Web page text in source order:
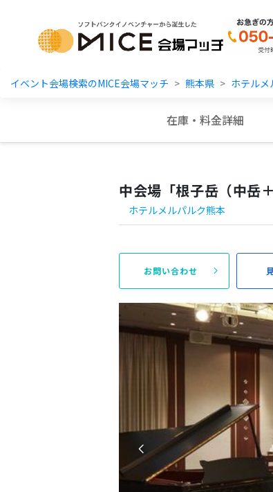
MICE
イベント会場検索のMICE会場マッチ 熊本県 ホテルメ
在庫・料金詳細
中会場「根子岳（中岳
ホテルメルパルク熊本
お問い合わせ